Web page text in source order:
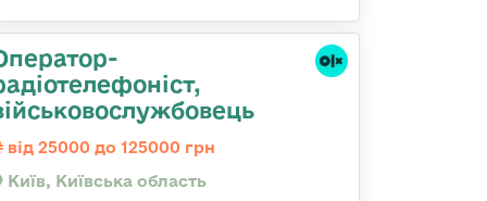
від 25000 до 125000 грн
Київ, Київська область